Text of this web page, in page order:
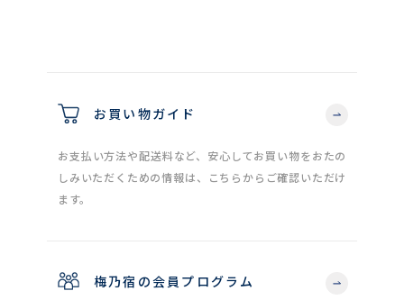
お買い物ガイド
お支払い方法や配送料など、安心してお買い物をおたの
しみいただくための情報は、こちらからご確認いただけ
ます。
梅乃宿の会員プログラム